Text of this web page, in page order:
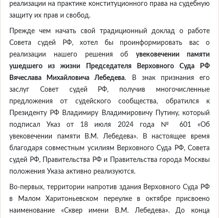
реализации на практике конституционного права на судебную
защиту их прав и свобод.
Прежде чем начать свой традиционный доклад о работе
Совета судей РФ, хотел бы проинформировать вас о
реализации нашего решения обувековечении памяти
ушедшего из жизни Председателя Верховного Суда РФ
Вячеслава Михайловича Лебедева. В знак признания его
заслуг Совет судей РФ, получив многочисленные
предложения от судейского сообщества, обратился к
Президенту РФ Владимиру Владимировичу Путину, который
подписал Указ от 18 июля 2024 года № 601 «Об
увековечении памяти В.М. Лебедева». В настоящее время
благодаря совместным усилиям Верховного Суда РФ, Совета
судей РФ, Правительства РФ и Правительства города Москвы
положения Указа активно реализуются.
Во-первых, территории напротив здания Верховного Суда РФ
в Малом Харитоньевском переулке в октябре присвоено
наименование «Сквер имени В.М. Лебедева». До конца